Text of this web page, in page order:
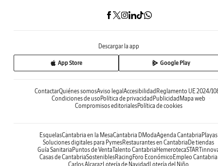
Descargar la app
App Store Google Play
ContactarQuiénes somosAviso legalAccesibilidadReglamento UE 2024/
Condiciones de usoPolítica de privacidadPublicidadMapa web
Compromisos editorialesPolítica de cookies
EsquelasCantabria en la MesaCantabria DModaAgenda CantabriaPlayas
Soluciones digitales para PymesRestaurantes en CantabriaDe tiendas
Guía SanitariaPuntos de VentaTalento CantabriaHemeroteca
Casas de CantabriaSosteniblesRacingForo EconómicoEmpleo Cantabria
Carlos AlcarazLotería de NavidadLotería del Niño